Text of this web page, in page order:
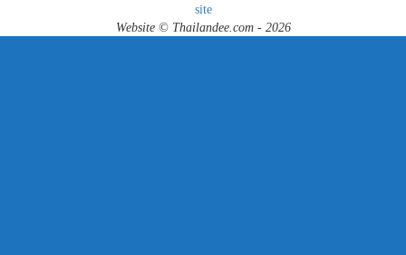
site
Website © Thailandee.com - 2026